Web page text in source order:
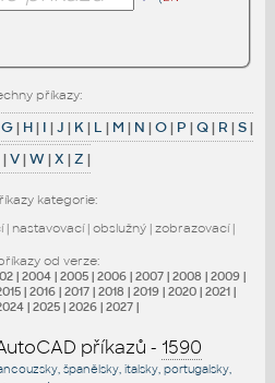
příkazy:
G| H| I |J | K| L | M | N |O| P |Q| R |S|
|V|W|X |Z |
kategorie:
| nastavovací| obslužný| zobrazovací|
od verze:
| 2004 | 2005 | 2006 | 2007 | 2008 | 2009 |
| 2016 | 2017 | 2018 | 2019 | 2020 | 2021 |
| 2025 | 2026 | 2027 |
příkazů - 1590
španělsky, italsky, portugalsky,